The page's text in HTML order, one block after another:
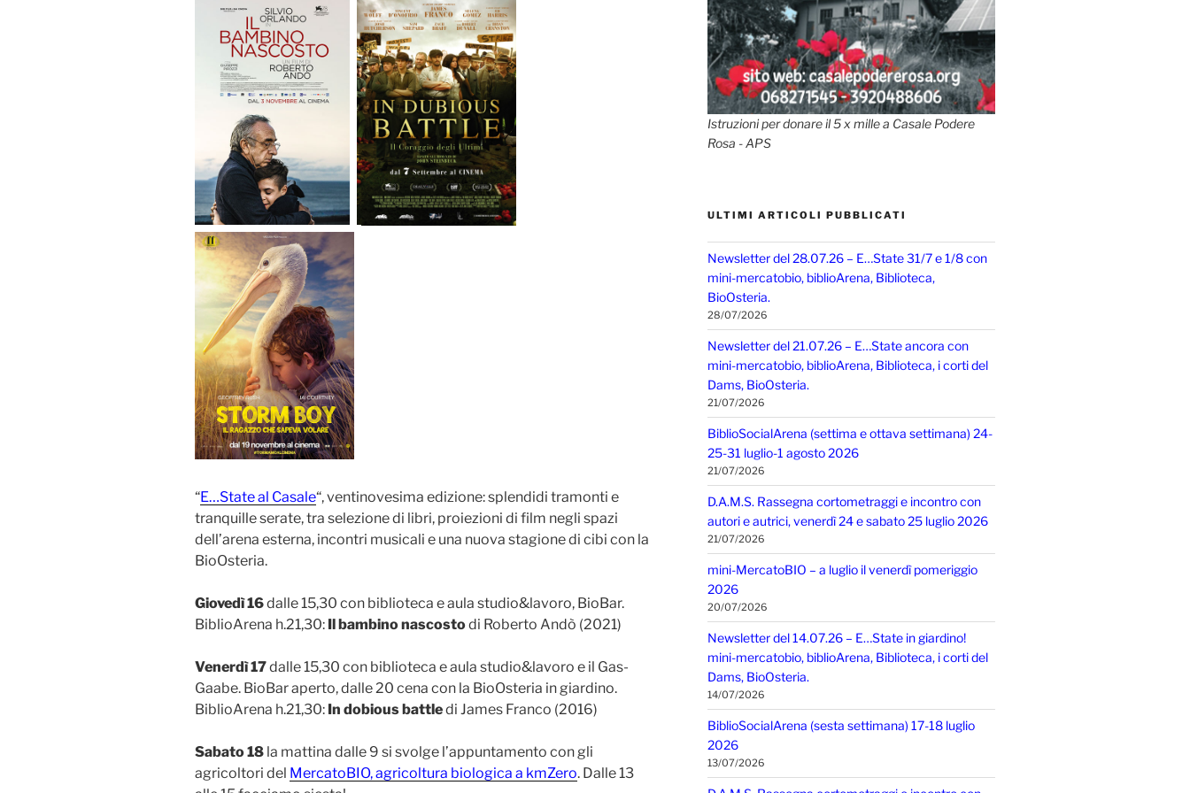
“E…State al Casale“, ventinovesima edizione: splendidi tramonti e
tranquille serate, tra selezione di libri, proiezioni di film negli spazi
dell’arena esterna, incontri musicali e una nuova stagione di cibi con la
BioOsteria.
Giovedì 16dalle 15,30 con biblioteca e aula studio&lavoro, BioBar.
BiblioArena h.21,30: Il bambino nascostodi Roberto Andò (2021)
Venerdì 17dalle 15,30 con biblioteca e aula studio&lavoro e il Gas-
Gaabe. BioBar aperto, dalle 20 cena con la BioOsteria in giardino.
BiblioArena h.21,30: In dobious battledi James Franco (2016)
Sabato 18 la mattina dalle 9 si svolge l’appuntamento con gli
agricoltori del MercatoBIO, agricoltura biologica a kmZero. Dalle 13
Istruzioni per donare il 5 x mille a Casale Podere
Rosa - APS
ULTIMI ARTICOLI PUBBLICATI
Newsletter del 28.07.26 – E…State 31/7 e 1/8 con
mini-mercatobio, biblioArena, Biblioteca,
BioOsteria.
28/07/2026
Newsletter del 21.07.26 – E…State ancora con
mini-mercatobio, biblioArena, Biblioteca, i corti del
Dams, BioOsteria.
21/07/2026
BiblioSocialArena (settima e ottava settimana) 24-
25-31 luglio-1 agosto 2026
21/07/2026
D.A.M.S. Rassegna cortometraggi e incontro con
autori e autrici, venerdì 24 e sabato 25 luglio 2026
21/07/2026
mini-MercatoBIO – a luglio il venerdì pomeriggio
2026
20/07/2026
Newsletter del 14.07.26 – E…State in giardino!
mini-mercatobio, biblioArena, Biblioteca, i corti del
Dams, BioOsteria.
14/07/2026
BiblioSocialArena (sesta settimana) 17-18 luglio
2026
13/07/2026